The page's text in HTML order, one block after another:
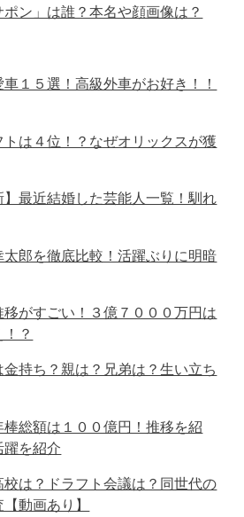
ポン」は誰？本名や顔画像は？
１５選！高級外車がお好き！！
は４位！？なぜオリックスが獲
】最近結婚した芸能人一覧！馴れ
郎を徹底比較！活躍ぶりに明暗
がすごい！３億７０００万円は
？
持ち？親は？兄弟は？生い立ち
総額は１００億円！推移を紹
躍を紹介
は？ドラフト会議は？同世代の
動画あり】